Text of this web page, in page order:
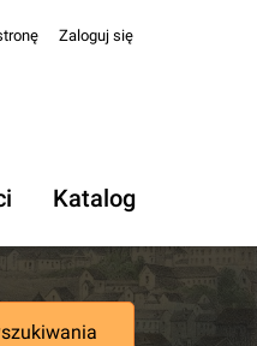
Zaloguj się
Katalog